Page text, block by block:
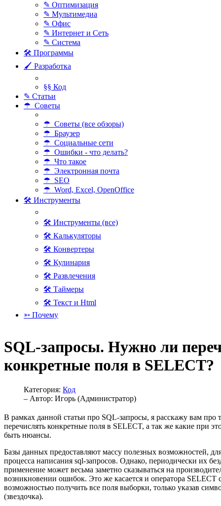
✎ Оптимизация
✎ Мультимедиа
✎ Офис
✎ Интернет и Сеть
✎ Система
🛠 Программы
🖌 Разработка
§§ Код
✎ Статьи
☂ Советы
☂ Советы (все обзоры)
☂ Браузер
☂ Социальные сети
☂ Ошибки - что делать?
☂ Что такое
☂ Электронная почта
☂ SEO
☂ Word, Excel, OpenOffice
🛠 Инструменты
🛠 Инструменты (все)
🛠 Калькуляторы
🛠 Конвертеры
🛠 Кулинария
🛠 Развлечения
🛠 Таймеры
🛠 Текст и Html
➳ Почему
SQL-запросы. Нужно ли
конкретные поля в SELECT?
Категория: Код
– Автор: Игорь (Администратор)
В рамках данной статьи про SQL-запросы, я расскажу вам про
перечислять конкретные поля в SELECT, а так же какие при
быть нюансы.
Базы данных предоставляют массу полезных возможностей,
процесса написания sql-запросов. Однако, периодически их
применение может весьма заметно сказываться на
возникновении ошибок. Это же касается и оператора SELECT
возможностью получить все поля выборки, только указав
(звездочка).